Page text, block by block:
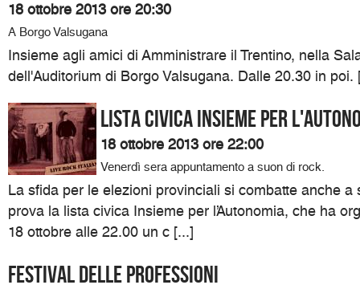
18 ottobre 2013 ore 20:30
A Borgo Valsugana
Insieme agli amici di Amministrare il Trentino, nella
dell'Auditorium di Borgo Valsugana. Dalle 20.30 in poi.
Lista civica Insieme per
18 ottobre 2013 ore 22:00
Venerdì sera appuntamento a suon di rock.
La sfida per le elezioni provinciali si combatte anche a
prova la lista civica Insieme per l’Autonomia, che ha
18 ottobre alle 22.00 un c [...]
Festival delle professioni